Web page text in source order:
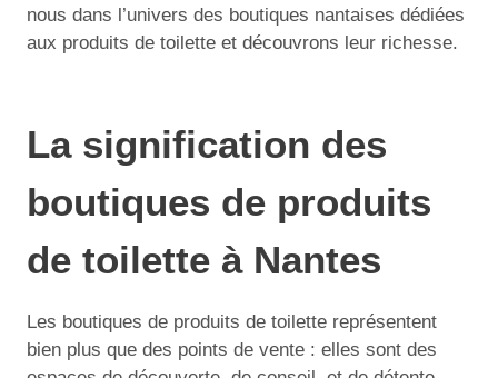
nous dans l’univers des boutiques nantaises dédiées
aux produits de toilette et découvrons leur richesse.
La signification des
boutiques de produits
de toilette à Nantes
Les boutiques de produits de toilette représentent
bien plus que des points de vente : elles sont des